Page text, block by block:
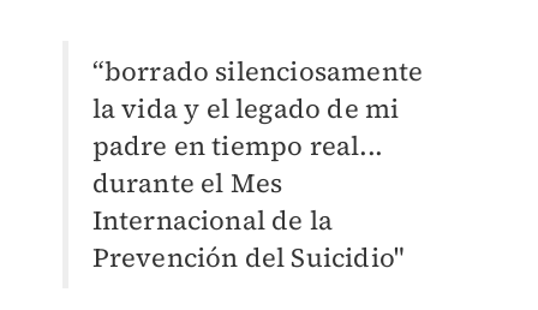
“borrado silenciosamente
la vida y el legado de mi
padre en tiempo real...
durante el Mes
Internacional de la
Prevención del Suicidio"